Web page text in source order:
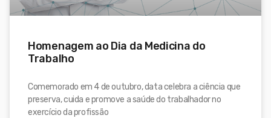
Homenagem ao Dia da Medicina do
Trabalho
Comemorado em 4 de outubro, data celebra a ciência que
preserva, cuida e promove a saúde do trabalhador no
exercício da profissão